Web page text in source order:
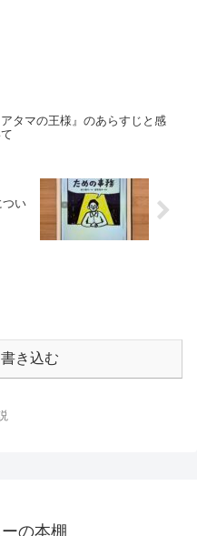
アタマの王様』のあらすじと感
つい
き込む
の本棚